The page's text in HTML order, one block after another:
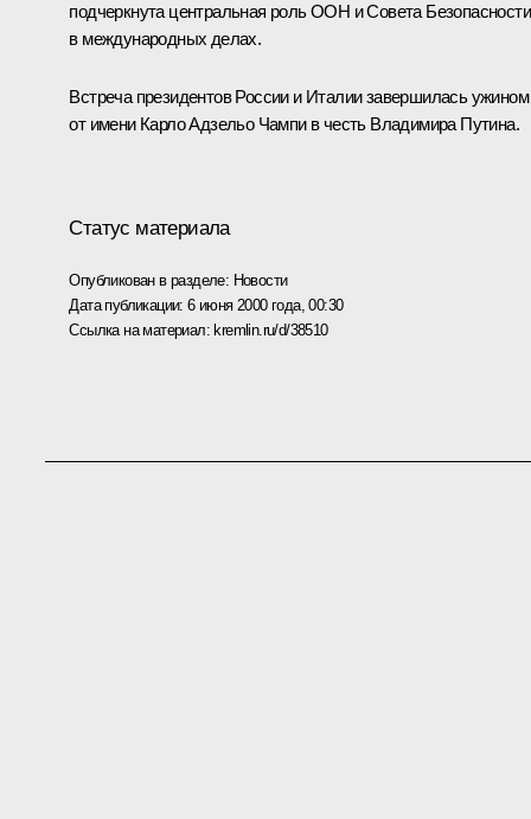
подчеркнута центральная роль ООН и Совета Безопасности
в международных делах.
Встреча президентов России и Италии завершилась ужином
от имени Карло Адзельо Чампи в честь Владимира Путина.
Статус материала
Опубликован в разделе: Новости
Дата публикации:6 июня 2000 года, 00:30
Ссылка на материал:kremlin.ru/d/38510